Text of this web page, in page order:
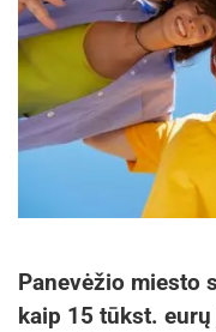
Panevėžio miesto
kaip 15 tūkst.